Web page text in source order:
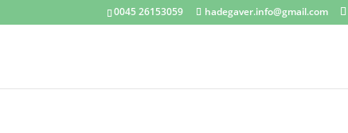
0045 26153059 hadegaver.info@gmail.com